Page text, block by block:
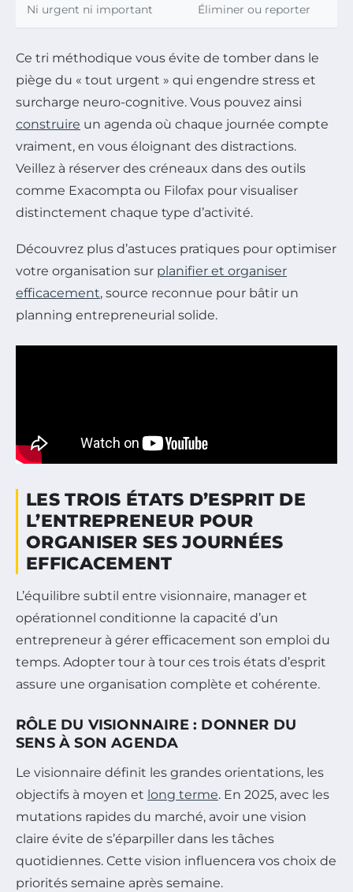
Ni urgent ni important Éliminer ou reporter
Ce tri méthodique vous évite de tomber dans le
piège du « tout urgent » qui engendre stress et
surcharge neuro-cognitive. Vous pouvez ainsi
construire un agenda où chaque journée compte
vraiment, en vous éloignant des distractions.
Veillez à réserver des créneaux dans des outils
comme Exacompta ou Filofax pour visualiser
distinctement chaque type d’activité.
Découvrez plus d’astuces pratiques pour optimiser
votre organisation sur planifier et organiser
efficacement, source reconnue pour bâtir un
planning entrepreneurial solide.
LES TROIS ÉTATS D’ESPRIT DE
L’ENTREPRENEUR POUR
ORGANISER SES JOURNÉES
EFFICACEMENT
L’équilibre subtil entre visionnaire, manager et
opérationnel conditionne la capacité d’un
entrepreneur à gérer efficacement son emploi du
temps. Adopter tour à tour ces trois états d’esprit
assure une organisation complète et cohérente.
RÔLE DU VISIONNAIRE : DONNER DU
SENS À SON AGENDA
Le visionnaire définit les grandes orientations, les
objectifs à moyen et long terme. En 2025, avec les
mutations rapides du marché, avoir une vision
claire évite de s’éparpiller dans les tâches
quotidiennes. Cette vision influencera vos choix de
priorités semaine après semaine.